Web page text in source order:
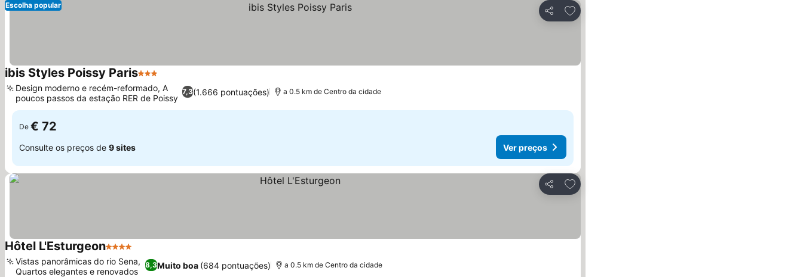
Partilhar
Adicionar aos favoritos
Escolha popular
ibis Styles Poissy Paris3 Estrelas
7,3(1.666 pontuações)
Design moderno e recém-reformado, A
poucos passos da estação RER de Poissy
a 0.5 km de Centro da cidade
De € 72
Consulte os preços de 9 sites Ver preços
Partilhar
Adicionar aos favoritos
Hôtel L'Esturgeon4 Estrelas
8,3Muito boa (684 pontuações)
Vistas panorâmicas do rio Sena,
Quartos elegantes e renovados
a 0.5 km de Centro da cidade